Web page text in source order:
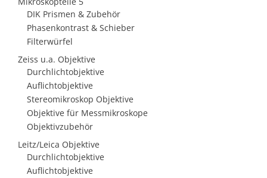
DIK Prismen & Zubehör
Phasenkontrast & Schieber
Filterwürfel
Zeiss u.a. Objektive
Durchlichtobjektive
Auflichtobjektive
Stereomikroskop Objektive
Objektive für Messmikroskope
Objektivzubehör
Leitz/Leica Objektive
Durchlichtobjektive
Auflichtobjektive